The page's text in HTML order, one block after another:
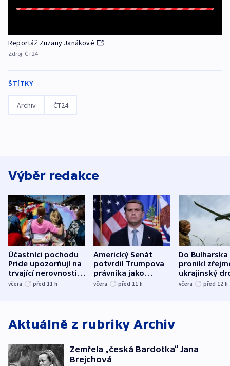
Reportáž Zuzany Janákové
Zdroj: ČT24
ŠTÍTKY
Archiv ČT24
Výběr redakce
Účastníci pochodu
Pride upozorňují na
trvající nerovnosti i
společenskou
včera před 11 h
Americký Senát
potvrdil Trumpova
právníka jako
ministra
včera před 11 h
Do Bulharska
pronikl
ukrajinský
explodoval
včera před 12 h
Aktuálně z rubriky Archiv
Zemřela „česká Bardotka“ Jana
Brejchová